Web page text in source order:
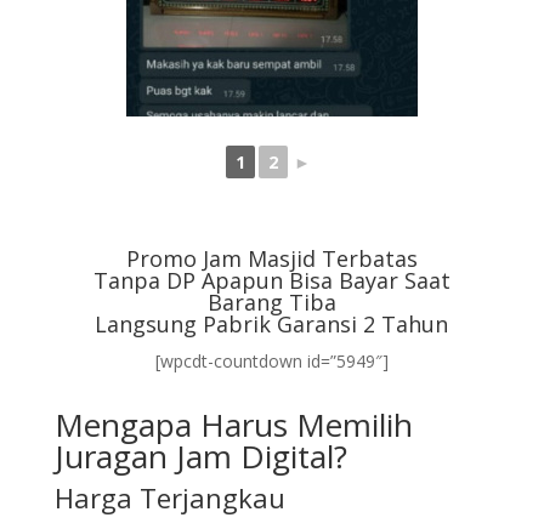
1 2 ►
Promo Jam Masjid Terbatas
Tanpa DP Apapun Bisa Bayar Saat
Barang Tiba
Langsung Pabrik Garansi 2 Tahun
[wpcdt-countdown id=”5949″]
Mengapa Harus Memilih
Juragan Jam Digital?
Harga Terjangkau